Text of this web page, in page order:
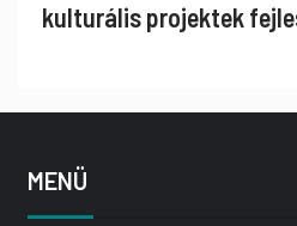
kulturális projektek
MENÜ